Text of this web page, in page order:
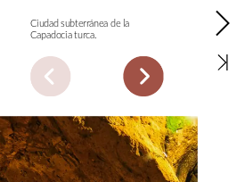
Ciudadsubterránea de la
Capadociaturca.